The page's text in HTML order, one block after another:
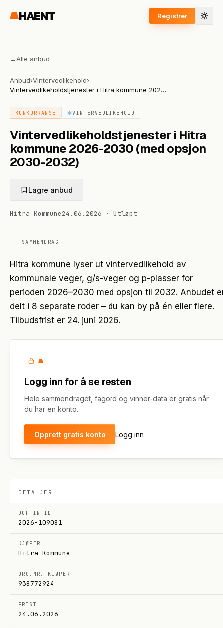
HAENT Registrer
←Alle anbud
Anbud›Vintervedlikehold›
Vintervedlikeholdstjenester i Hitra kommune 2026-
KONKURRANSE VINTERVEDLIKEHOLD
Vintervedlikeholdstjenester i Hitra
kommune 2026-2030 (med opsjon
2030-2032)
Lagre anbud
Hitra Kommune24.06.2026 · Utløpt
SAMMENDRAG
Hitra kommune lyser ut vintervedlikehold av
kommunale veger, g/s-veger og p-plasser for
perioden 2026–2030 med opsjon til 2032. Anbudet
delt i 8 separate roder – du kan by på én eller flere.
Tilbudsfrist er 24. juni 2026.
Logg inn for å se resten
Hele sammendraget, fagord og vinner-data er gratis når
du har en konto.
Opprett gratis konto Logg inn
DETALJER
DOFFIN ID
2026-109081
KJØPER
Hitra Kommune
ORG.NR. KJØPER
938772924
FRIST
24.06.2026